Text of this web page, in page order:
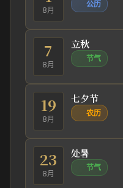
8月
公历
7
8月
立秋
节气
19
8月
七夕节
农历
23
8月
处暑
节气